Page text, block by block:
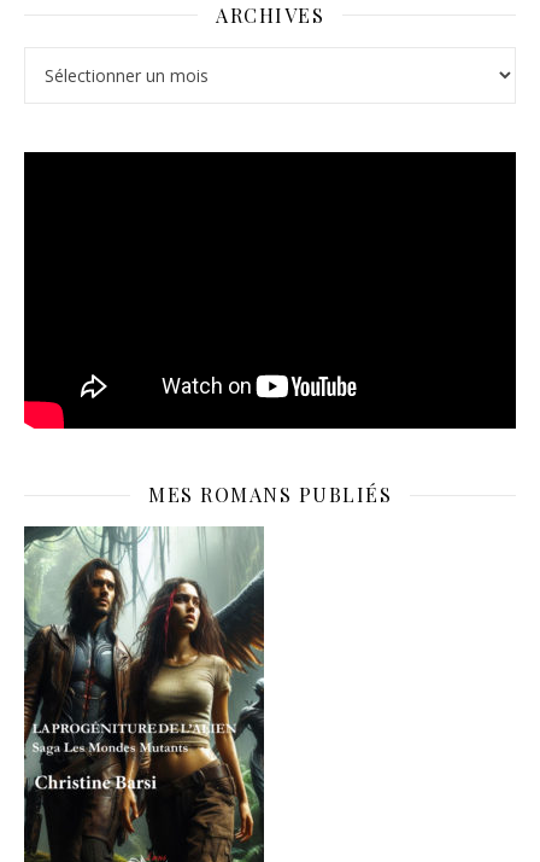
ARCHIVES
MES ROMANS PUBLIÉS